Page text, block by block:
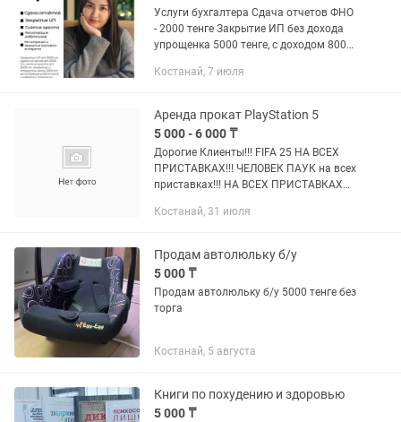
Услуги бухгалтера Сдача отчетов ФНО
- 2000 тенге Закрытие ИП без дохода
упрощенка 5000 тенге, с доходом 8000
доходом 12000 тенге, крестьянское
Костанай, 7 июля
Аренда прокат PlayStation 5
5 000 - 6 000 ₸
Дорогие Клиенты!!! FIFA 25 НА ВСЕХ
ПРИСТАВКАХ!!! ЧЕЛОВЕК ПАУК на всех
приставках!!! НА ВСЕХ ПРИСТАВКАХ
предложить вам в аренду приставки
Костанай, 31 июля
Продам автолюльку б/у
5 000 ₸
Продам автолюльку б/у 5000 тенге без
торга
Костанай, 5 августа
Книги по похудению и здоровью
5 000 ₸